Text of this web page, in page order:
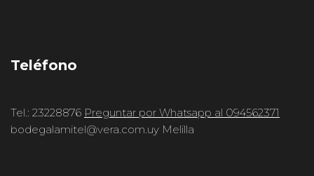
Teléfono
Tel.: 23228876 Preguntar por Whatsapp al 094562371
bodegalamitel@vera.com.uy Melilla